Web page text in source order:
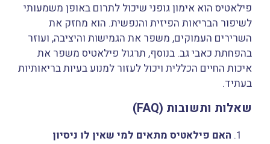
פילאטיס הוא אימון גופני שיכול לתרום באופן משמעותי
לשיפור הבריאות הפיזית והנפשית. הוא מחזק את
השרירים העמוקים, משפר את הגמישות והיציבה, ועוזר
בהפחתת כאבי גב. בנוסף, תרגול פילאטיס משפר את
איכות החיים הכללית ויכול לעזור למנוע בעיות בריאותיות
בעתיד.
שאלות ותשובות (FAQ)
האם פילאטיס מתאים למי שאין לו ניסיון